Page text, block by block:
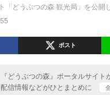
「どうぶつの森 観光局」を公開
ポスト
『どうぶつの森』ポータルサイト
配信情報などがひとまとめに